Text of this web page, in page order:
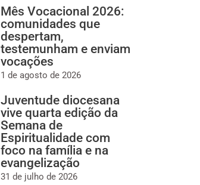
Mês Vocacional 2026:
comunidades que
despertam,
testemunham e enviam
vocações
1 de agosto de 2026
Juventude diocesana
vive quarta edição da
Semana de
Espiritualidade com
foco na família e na
evangelização
31 de julho de 2026